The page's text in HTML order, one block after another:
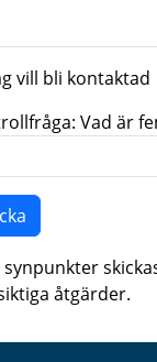
vill bli kontaktad
Vad är
synpunkter
åtgärder.